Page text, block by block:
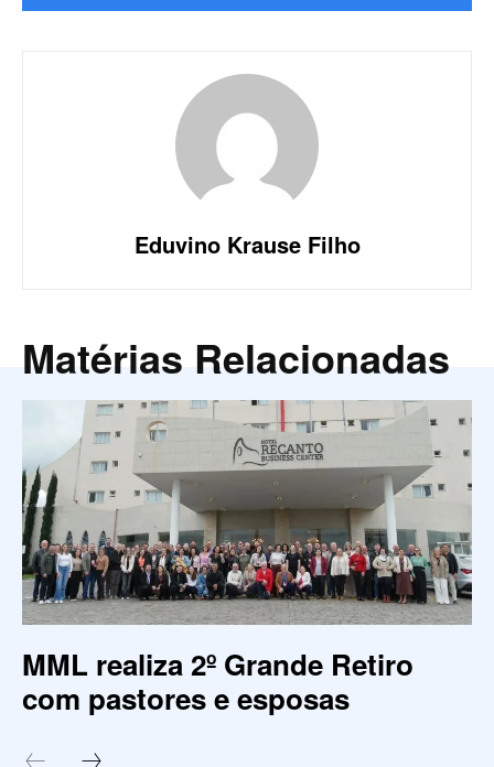
Eduvino Krause Filho
Matérias Relacionadas
MML realiza 2º Grande Retiro
com pastores e esposas